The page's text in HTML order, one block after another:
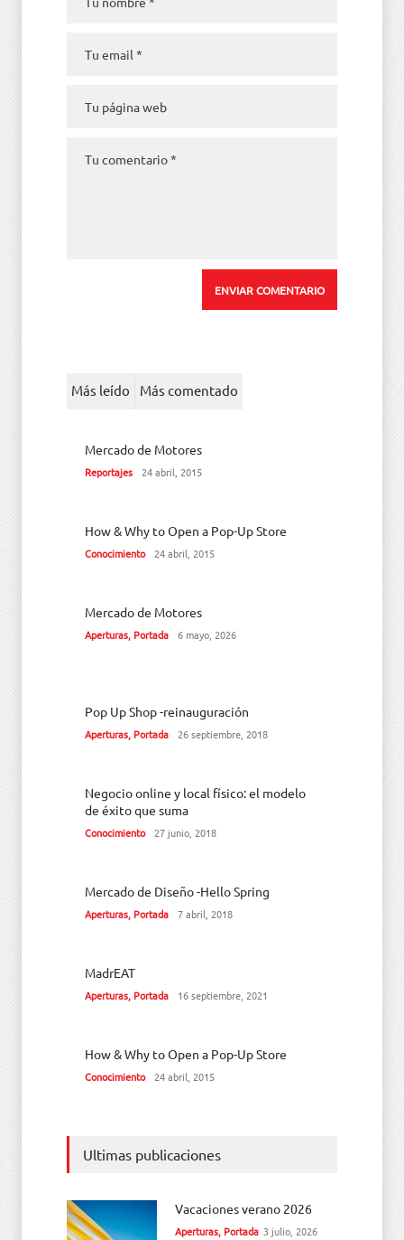
Más leído Más comentado
Mercado de Motores
Reportajes 24 abril, 2015
How & Why to Open a Pop-Up Store
Conocimiento 24 abril, 2015
Mercado de Motores
Aperturas, Portada 6 mayo, 2026
Pop Up Shop -reinauguración
Aperturas, Portada 26 septiembre, 2018
Negocio online y local físico: el modelo
de éxito que suma
Conocimiento 27 junio, 2018
Mercado de Diseño -Hello Spring
Aperturas, Portada 7 abril, 2018
MadrEAT
Aperturas, Portada 16 septiembre, 2021
How & Why to Open a Pop-Up Store
Conocimiento 24 abril, 2015
Ultimas publicaciones
Vacaciones verano 2026
Aperturas, Portada 3 julio, 2026